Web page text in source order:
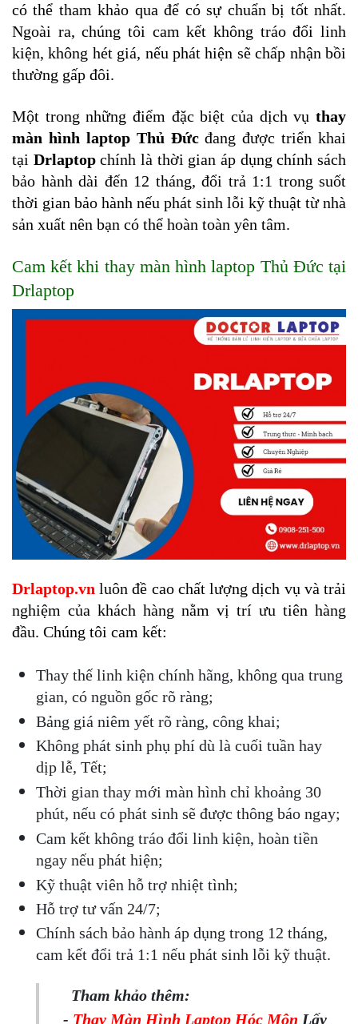
có thể tham khảo qua để có sự chuẩn bị tốt nhất.
Ngoài ra, chúng tôi cam kết không tráo đổi linh
kiện, không hét giá, nếu phát hiện sẽ chấp nhận bồi
thường gấp đôi.
Một trong những điểm đặc biệt của dịch vụ thay
màn hình laptop Thủ Đức đang được triển khai
tại Drlaptop chính là thời gian áp dụng chính sách
bảo hành dài đến 12 tháng, đổi trả 1:1 trong suốt
thời gian bảo hành nếu phát sinh lỗi kỹ thuật từ nhà
sản xuất nên bạn có thể hoàn toàn yên tâm.
Cam kết khi thay màn hình laptop Thủ Đức tại
Drlaptop
Drlaptop.vn luôn đề cao chất lượng dịch vụ và trải
nghiệm của khách hàng nằm vị trí ưu tiên hàng
đầu. Chúng tôi cam kết:
Thay thế linh kiện chính hãng, không qua trung
gian, có nguồn gốc rõ ràng;
Bảng giá niêm yết rõ ràng, công khai;
Không phát sinh phụ phí dù là cuối tuần hay
dịp lễ, Tết;
Thời gian thay mới màn hình chỉ khoảng 30
phút, nếu có phát sinh sẽ được thông báo ngay;
Cam kết không tráo đổi linh kiện, hoàn tiền
ngay nếu phát hiện;
Kỹ thuật viên hỗ trợ nhiệt tình;
Hỗ trợ tư vấn 24/7;
Chính sách bảo hành áp dụng trong 12 tháng,
cam kết đổi trả 1:1 nếu phát sinh lỗi kỹ thuật.
Tham khảo thêm:
- Thay Màn Hình Laptop Hóc Môn Lấy